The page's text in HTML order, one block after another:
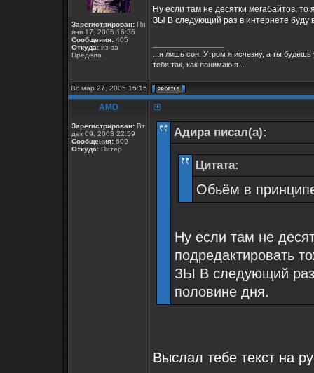
Зарегистрирован: Пн
янв 17, 2005 16:36
Сообщения: 405
Откуда: из-за
Предела
Ну если там не десятки мегабайтов,
ЗЫ В следующий раз в интернете буду
...я лишь сон. Утром я исчезну, а ты
тебя так, как понимаю я...
Вс мар 27, 2005 15:15
AMD
Зарегистрирован: Вт
дек 09, 2003 22:59
Сообщения: 609
Откуда: Питер
Адира писал(а):
Цитата:
Обьём в
Ну если там не
подредактировать
ЗЫ В следующий раз
половине дня.
Выслал тебе текст на